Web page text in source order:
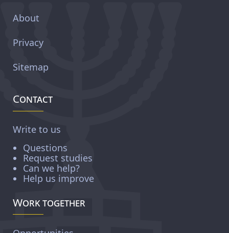
About
Privacy
Sitemap
Contact
Write to us
Questions
Request studies
Can we help?
Help us improve
Work together